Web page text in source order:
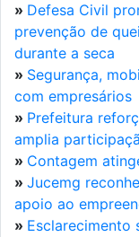
» Defesa Civil
prevenção de
durante a seca
» Segurança,
com empresários
» Prefeitura
amplia
» Contagem
» Jucemg
apoio ao
» Esclarecimento